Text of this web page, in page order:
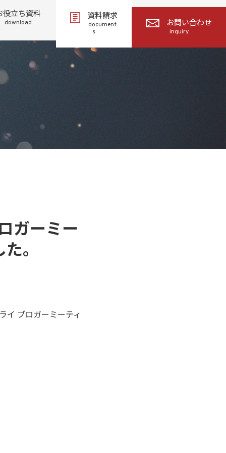
役立ち資料
download
資料請求
document
s
お問い合わせ
inquiry
ガーミー
。
イ ブロガーミーティ